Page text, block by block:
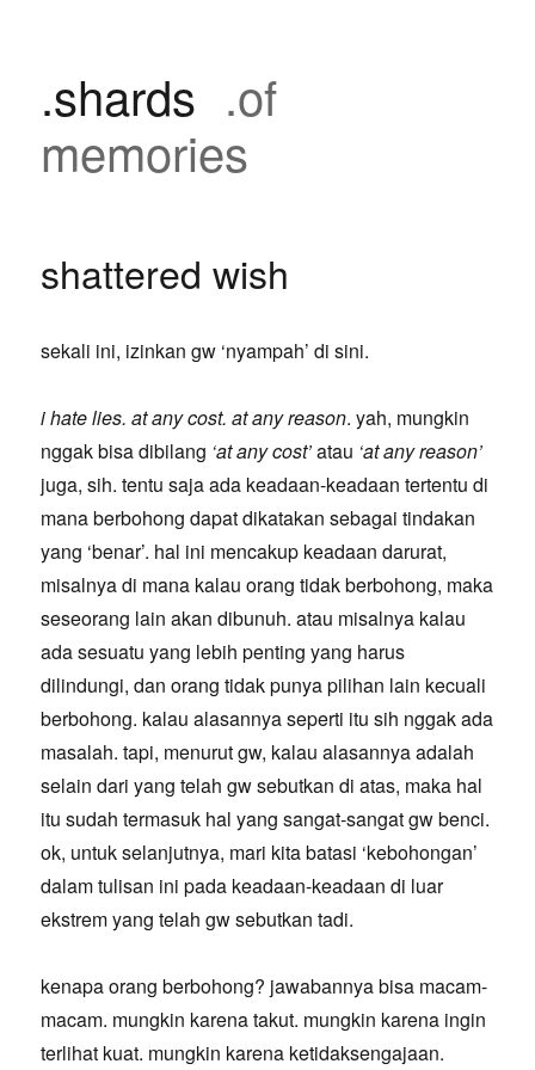
.shards .of
memories
shattered wish
sekali ini, izinkan gw ‘nyampah’ di sini.
i hate lies. at any cost. at any reason. yah, mungkin
nggak bisa dibilang ‘at any cost’atau ‘at any reason’
juga, sih. tentu saja ada keadaan-keadaan tertentu di
mana berbohong dapat dikatakan sebagai tindakan
yang ‘benar’. hal ini mencakup keadaan darurat,
misalnya di mana kalau orang tidak berbohong, maka
seseorang lain akan dibunuh. atau misalnya kalau
ada sesuatu yang lebih penting yang harus
dilindungi, dan orang tidak punya pilihan lain kecuali
berbohong. kalau alasannya seperti itu sih nggak ada
masalah. tapi, menurut gw, kalau alasannya adalah
selain dari yang telah gw sebutkan di atas, maka hal
itu sudah termasuk hal yang sangat-sangat gw benci.
ok, untuk selanjutnya, mari kita batasi ‘kebohongan’
dalam tulisan ini pada keadaan-keadaan di luar
ekstrem yang telah gw sebutkan tadi.
kenapa orang berbohong? jawabannya bisa macam-
macam. mungkin karena takut. mungkin karena ingin
terlihat kuat. mungkin karena ketidaksengajaan.